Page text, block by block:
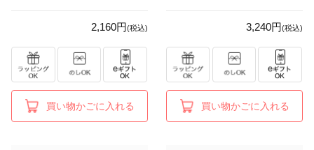
2,160円(税込)
買い物かごに入れる
3,240円(税込)
買い物かごに入れる